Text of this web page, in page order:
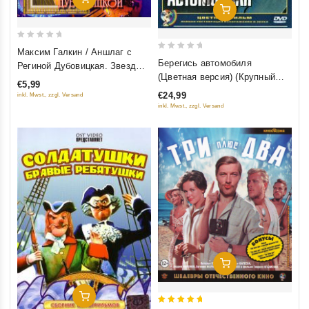
5
Максим Галкин / Аншлаг с
Региной Дубовицкая. Звезды
российского юмора
€5,99
inkl. Mwst., zzgl. Versand
Добавить В Корзину
out
5
Берегись автомобиля
(Цветная версия) (Крупный
план) (2 DVD)
€24,99
inkl. Mwst., zzgl. Versand
Добавить В Корзину
Добавить В Корзину